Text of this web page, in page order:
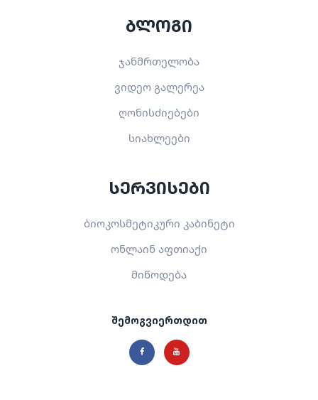
ბლოგი
ჯანმრთელობა
ვიდეო გალერეა
ღონისძიებები
სიახლეები
სერვისები
ბიოკოსმეტიკური კაბინეტი
ონლაინ აფთიაქი
მიწოდება
შემოგვიერთდით